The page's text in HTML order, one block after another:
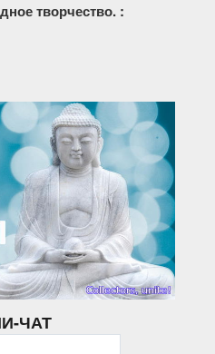
творчество. :
ЧАТ